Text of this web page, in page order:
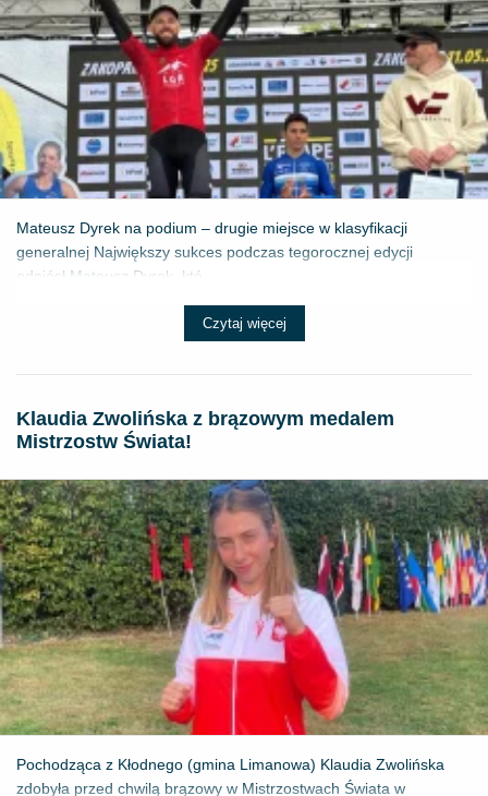
Mateusz Dyrek na podium – drugie miejsce w klasyfikacji
generalnej Największy sukces podczas tegorocznej edycji
odniósł Mateusz Dyrek, któ...
Czytaj więcej
Klaudia Zwolińska z brązowym medalem
Mistrzostw Świata!
Pochodząca z Kłodnego (gmina Limanowa) Klaudia Zwolińska
zdobyła przed chwilą brązowy w Mistrzostwach Świata w